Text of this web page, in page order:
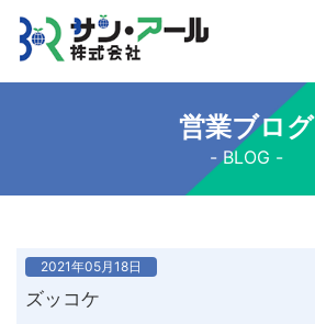
営業ブログ
BLOG
2021年05月18日
ズッコケ